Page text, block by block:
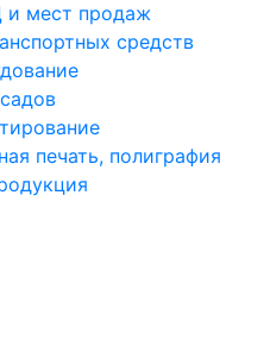
и мест продаж
средств
печать, полиграфия